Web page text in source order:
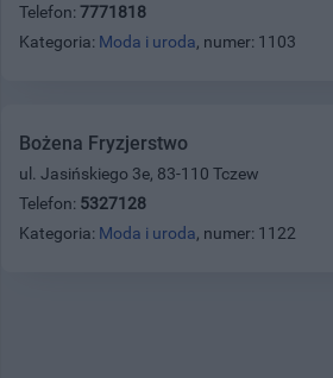
Telefon: 7771818
Kategoria: Moda i uroda, numer: 1103
Bożena Fryzjerstwo
ul. Jasińskiego 3e, 83-110 Tczew
Telefon: 5327128
Kategoria: Moda i uroda, numer: 1122